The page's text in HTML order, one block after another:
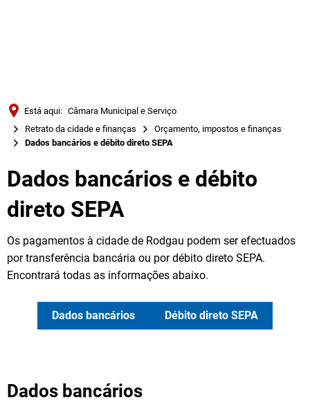
Български
Está aqui: Câmara Municipal e Serviço
Retrato da cidade e finanças
Orçamento, impostos e finanças
Dados bancários e débito direto SEPA
Dados bancários e débito
direto SEPA
Os pagamentos à cidade de Rodgau podem ser efectuados
por transferência bancária ou por débito direto SEPA.
Encontrará todas as informações abaixo.
Dados bancários Débito direto SEPA
Dados bancários